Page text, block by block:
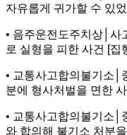
자유롭게 귀가할 수 있
• 음주운전도주치상│사
로 실형을 피한 사건 [집
• 교통사고합의불기소│
분에 형사처벌을 면한
• 교통사고합의불기소│
와 합의해 불기소 처분